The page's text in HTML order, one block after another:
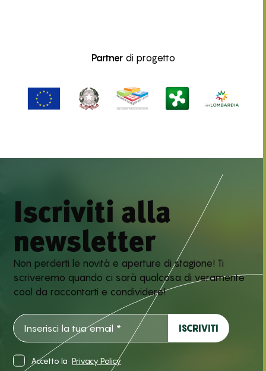
Partnerdi progetto
Iscriviti alla
newsletter
Non perderti le novità e aperture di stagione! Ti
scriveremo quando ci sarà qualcosa di veramente
cool da raccontarti e condividere!
Accetto la Privacy Policy